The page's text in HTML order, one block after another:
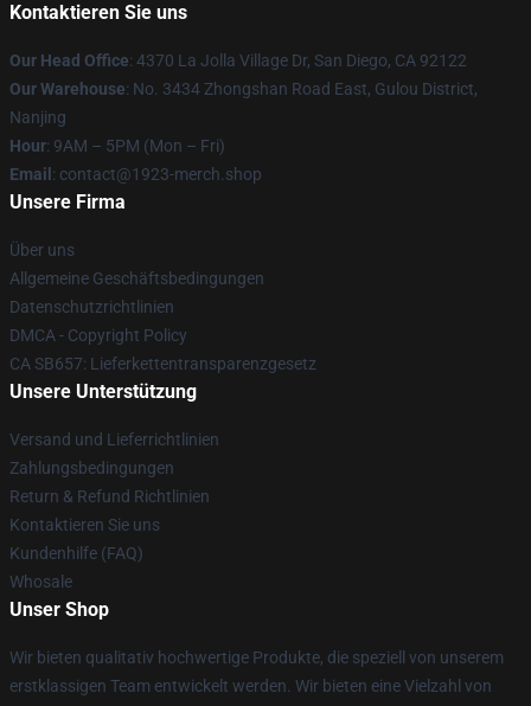
Kontaktieren Sie uns
Our Head Office: 4370 La Jolla Village Dr, San Diego, CA 92122
Our Warehouse: No. 3434 Zhongshan Road East, Gulou District,
Nanjing
Hour: 9AM – 5PM (Mon – Fri)
Email : contact@1923-merch.shop
Unsere Firma
Über uns
Allgemeine Geschäftsbedingungen
Datenschutzrichtlinien
DMCA - Copyright Policy
CA SB657: Lieferkettentransparenzgesetz
Unsere Unterstützung
Versand und Lieferrichtlinien
Zahlungsbedingungen
Return & Refund Richtlinien
Kontaktieren Sie uns
Kundenhilfe (FAQ)
Whosale
Unser Shop
Wir bieten qualitativ hochwertige Produkte, die speziell von unserem
erstklassigen Team entwickelt werden. Wir bieten eine Vielzahl von